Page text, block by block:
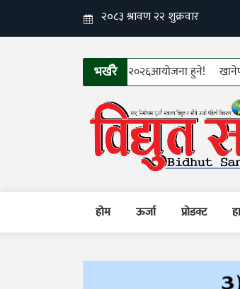
भर्खरै
१२औँ फिन इलेक्ट्रो–टेक २०२६आयोजना हुने! खानेपानी
होम ऊर्जा प्रोडक्ट